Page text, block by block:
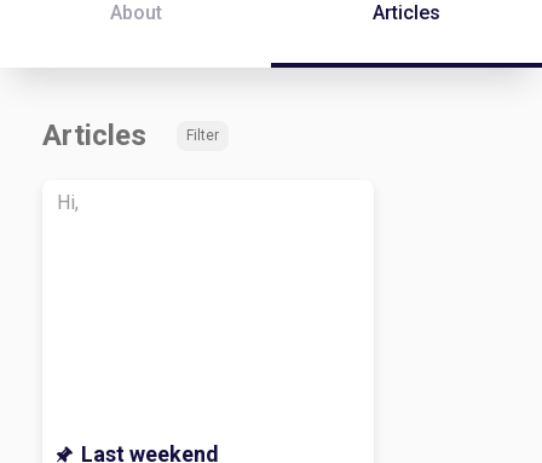
About Articles
Articles Filter
Hi,
Last weekend